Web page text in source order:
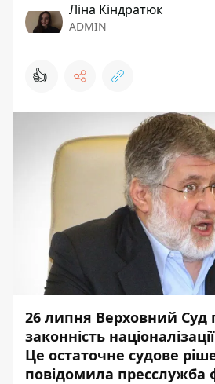
Ліна Кіндратюк
ADMIN
👍
26 липня Верховний Суд
законність
Це остаточне судове
повідомила пресслужба